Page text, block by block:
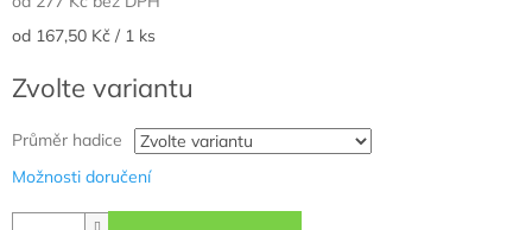
Měrná
od 167,50 Kč / 1 ks
Zvolte variantu
Průměr hadice
Možnosti doručení